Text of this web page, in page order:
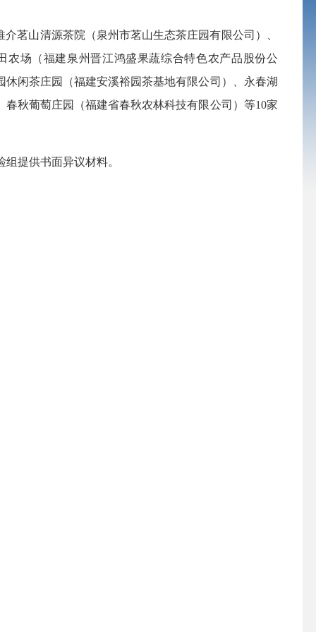
介茗山清源茶院（泉州市茗山生态茶庄园有限公司）、
农场（福建泉州晋江鸿盛果蔬综合特色农产品股份公
闲茶庄园（福建安溪裕园茶基地有限公司）、永春湖
秋葡萄庄园（福建省春秋农林科技有限公司）等10家
组提供书面异议材料。